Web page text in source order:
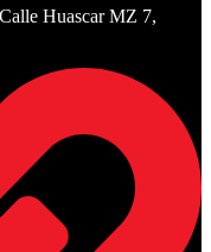
Huascar MZ 7,